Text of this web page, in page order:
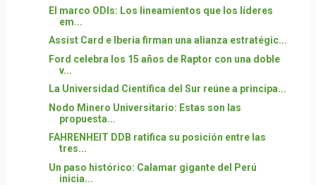
El marco ODIs: Los lineamientos que los líderes
em...
Assist Card e Iberia firman una alianza estratégic...
Ford celebra los 15 años de Raptor con una doble
v...
La Universidad Científica del Sur reúne a principa...
Nodo Minero Universitario: Estas son las
propuesta...
FAHRENHEIT DDB ratifica su posición entre las
tres...
Un paso histórico: Calamar gigante del Perú
inicia...